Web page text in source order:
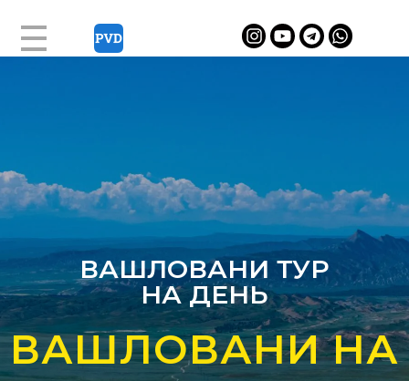
ВАШЛОВАНИ ТУР
НА ДЕНЬ
ВАШЛОВАНИ НА